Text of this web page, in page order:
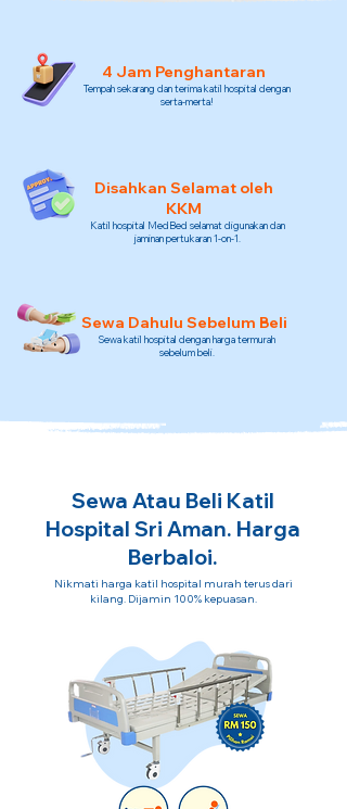
4 Jam Penghantaran
Tempah sekarang dan terima katil hospital dengan
serta-merta!
Disahkan Selamat oleh
KKM
Katil hospital MedBed selamat digunakan dan
jaminan pertukaran 1-on-1.
Sewa Dahulu Sebelum Beli
Sewa katil hospital dengan harga termurah
sebelum beli.
Sewa Atau Beli Katil
Hospital Sri Aman. Harga
Berbaloi.
Nikmati harga katil hospital murah terus dari
kilang. Dijamin 100% kepuasan.